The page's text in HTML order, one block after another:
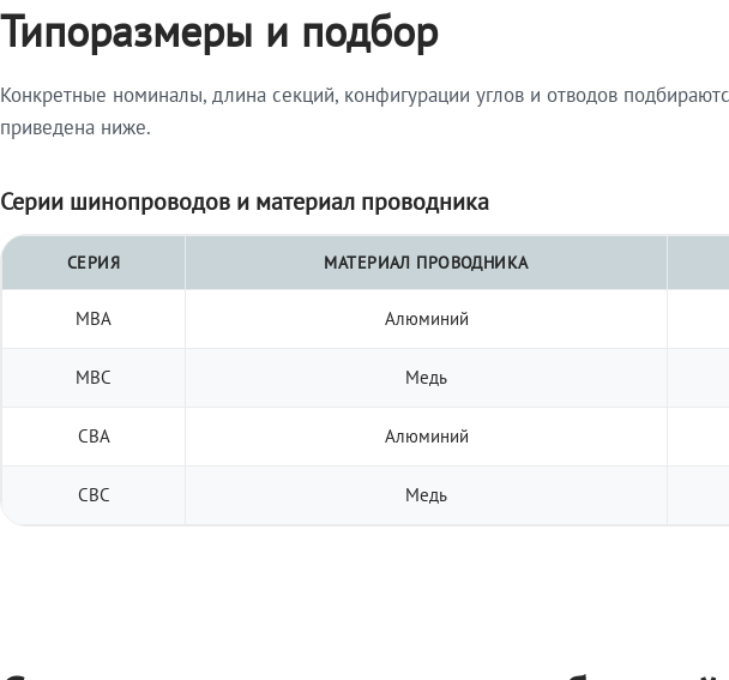
Типоразмеры и подбор
Конкретные номиналы, длина секций, конфигурации углов и отводов
приведена ниже.
Серии шинопроводов и материал проводника
СЕРИЯ МАТЕРИАЛ ПРОВОДНИКА
МВА Алюминий
МВС Медь
СВА Алюминий
СВС Медь